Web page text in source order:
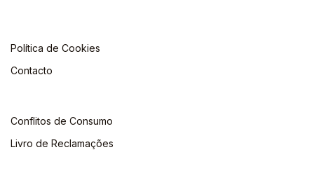
Política de Cookies
Contacto
Conflitos de Consumo
Livro de Reclamações